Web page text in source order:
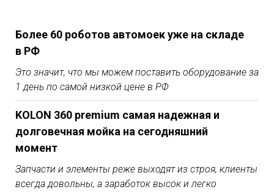
Более 60 роботов автомоек уже на складе
в РФ
Это значит, что мы можем поставить оборудование за
1 день по самой низкой цене в РФ
KOLON 360 premium самая надежная и
долговечная мойка на сегодняшний
момент
Запчасти и элементы реже выходят из строя, клиенты
всегда довольны, а заработок высок и легко